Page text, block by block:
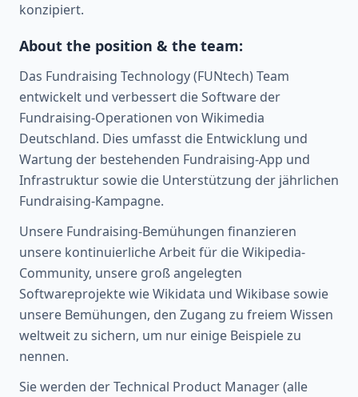
konzipiert.
About the position & the team:
Das Fundraising Technology (FUNtech) Team
entwickelt und verbessert die Software der
Fundraising-Operationen von Wikimedia
Deutschland. Dies umfasst die Entwicklung und
Wartung der bestehenden Fundraising-App und
Infrastruktur sowie die Unterstützung der jährlichen
Fundraising-Kampagne.
Unsere Fundraising-Bemühungen finanzieren
unsere kontinuierliche Arbeit für die Wikipedia-
Community, unsere groß angelegten
Softwareprojekte wie Wikidata und Wikibase sowie
unsere Bemühungen, den Zugang zu freiem Wissen
weltweit zu sichern, um nur einige Beispiele zu
nennen.
Sie werden der Technical Product Manager (alle